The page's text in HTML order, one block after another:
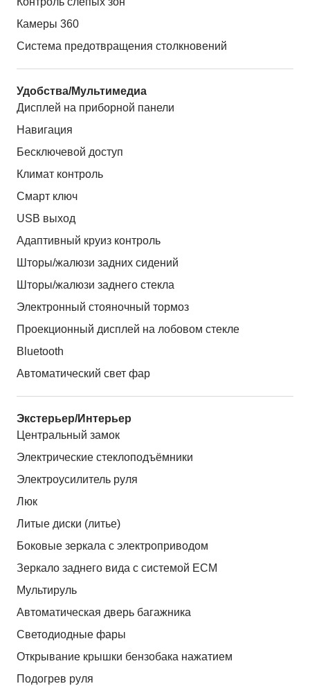
Камеры 360
Система предотвращения столкновений
Удобства/Мультимедиа
Дисплей на приборной панели
Навигация
Бесключевой доступ
Климат контроль
Смарт ключ
USB выход
Адаптивный круиз контроль
Шторы/жалюзи задних сидений
Шторы/жалюзи заднего стекла
Электронный стояночный тормоз
Проекционный дисплей на лобовом стекле
Bluetooth
Автоматический свет фар
Экстерьер/Интерьер
Центральный замок
Электрические стеклоподъёмники
Электроусилитель руля
Люк
Литые диски (литье)
Боковые зеркала с электроприводом
Зеркало заднего вида с системой ЕСМ
Мультируль
Автоматическая дверь багажника
Светодиодные фары
Открывание крышки бензобака нажатием
Подогрев руля